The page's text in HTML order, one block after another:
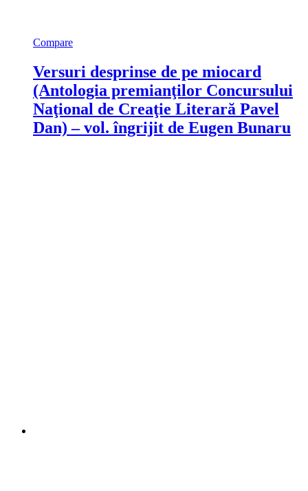
Compare
Versuri desprinse de pe miocard
(Antologia premianţilor Concursului
Naţional de Creaţie Literară Pavel
Dan) – vol. îngrijit de Eugen Bunaru